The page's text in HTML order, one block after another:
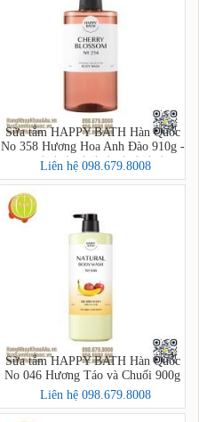
Sữa tắm HAPPY BATH Hàn Quốc
No 358 Hương Hoa Anh Đào 910g -
오리지널 컬렉션 바디워시
Liên hệ 098.679.8008
Sữa tắm HAPPY BATH Hàn Quốc
No 046 Hương Táo và Chuối 900g
Liên hệ 098.679.8008